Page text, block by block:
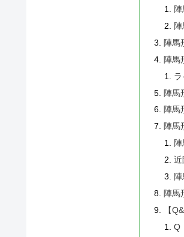
陣馬
陣馬
陣馬
陣馬
陣馬
近
陣馬
【
Q